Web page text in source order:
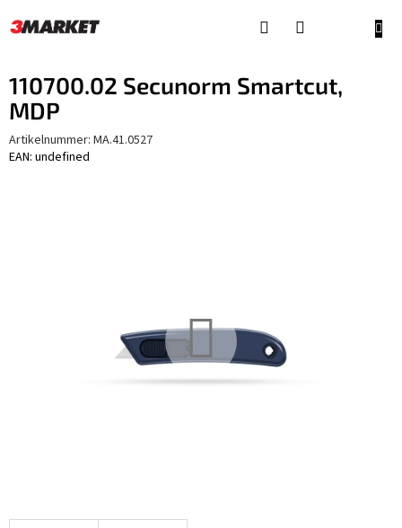
Inhalt
110700.02 Secunorm Smartcut,
MDP
Artikelnummer: MA.41.0527
EAN: undefined